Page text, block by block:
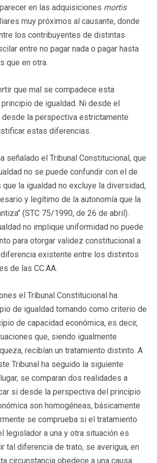
en las adquisiciones mortis
muy próximos al causante, donde
los contribuyentes de distintas
entre no pagar nada o pagar hasta
que en otra.
que mal se compadece esta
de igualdad. Ni desde el
desde la perspectiva estrictamente
estas diferencias.
señalado el Tribunal Constitucional, que
no se puede confundir con el de
que la igualdad no excluye la diversidad,
y legítimo de la autonomía que la
(STC 75/1990, de 26 de abril).
no implique uniformidad no puede
para otorgar validez constitucional a
existente entre los distintos
de las CC.AA.
el Tribunal Constitucional ha
de igualdad tomando como criterio de
de capacidad económica, es decir,
que, siendo igualmente
recibían un tratamiento distinto. A
Tribunal ha seguido la siguiente
se comparan dos realidades a
si desde la perspectiva del principio
son homogéneas, básicamente
se comprueba si el tratamiento
legislador a una y otra situación es
tal diferencia de trato, se averigua, en
circunstancia obedece a una causa